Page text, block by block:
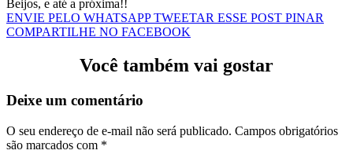
Beijos, e até a próxima!!
ENVIE PELO WHATSAPPTWEETAR ESSE POST PINAR
COMPARTILHE NO FACEBOOK
Você também vai gostar
Deixe um comentário
O seu endereço de e-mail não será publicado. Campos obrigatórios
são marcados com *